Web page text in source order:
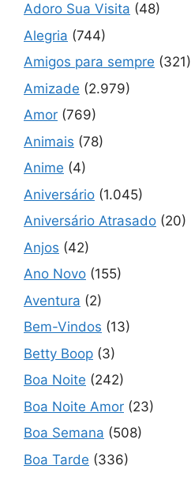
Adoro Sua Visita (48)
Alegria (744)
Amigos para sempre (321)
Amizade (2.979)
Amor (769)
Animais (78)
Anime (4)
Aniversário (1.045)
Aniversário Atrasado (20)
Anjos (42)
Ano Novo (155)
Aventura (2)
Bem-Vindos (13)
Betty Boop (3)
Boa Noite (242)
Boa Noite Amor (23)
Boa Semana (508)
Boa Tarde (336)